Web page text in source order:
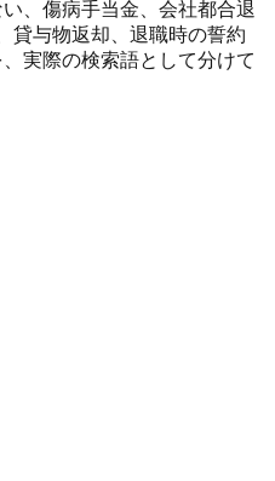
、傷病手当金、会社都合退
貸与物返却、退職時の誓約
実際の検索語として分けて